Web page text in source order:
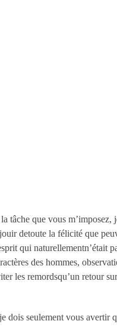
tâche que vous m’imposez,
detoute la félicité que
qui naturellementn’était
des hommes,
les remordsqu’un retour
dois seulement vous avertir